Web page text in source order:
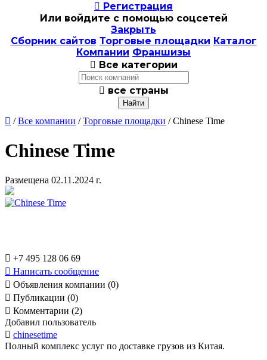
 Регистрация
Или войдите с помощью соцсетей
Закрыть
Сборник сайтов Торговые площадки Каталог
Компании Франшизы
 Все категории
 все страны
 /Все компании /Торговые площадки / Chinese Time
Chinese Time
Размещена 02.11.2024 г.
 +7 495 128 06 69
 Написать сообщение
 Объявления компании (0)
 Публикации (0)
 Комментарии (2)
Добавил пользователь
 chinesetime
Полный комплекс услуг по доставке грузов из Китая.